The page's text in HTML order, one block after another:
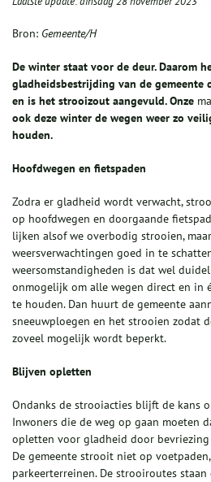
Bron: Gemeente/H
De winter staat voor de deur.Daarom
gladheidsbestrijding van de gemeente
en is het strooizout aangevuld.Onze
ook deze winter de wegen weer zo
houden.
Hoofdwegen en fietspaden
Zodra er gladheid wordt verwacht,
op hoofdwegen en doorgaande
lijken alsof we overbodig strooien,
weersverwachtingen goed in te
weersomstandigheden is dat wel
onmogelijk om alle wegen direct en in
te houden. Dan huurt de gemeente
sneeuwploegen en het strooien zodat
zoveel mogelijk wordt beperkt.
Blijven opletten
Ondanks de strooiacties blijft de kans
Inwoners die de weg op gaan moeten
opletten voor gladheid door bevriezing
De gemeente strooit niet op
parkeerterreinen. De strooiroutes staan